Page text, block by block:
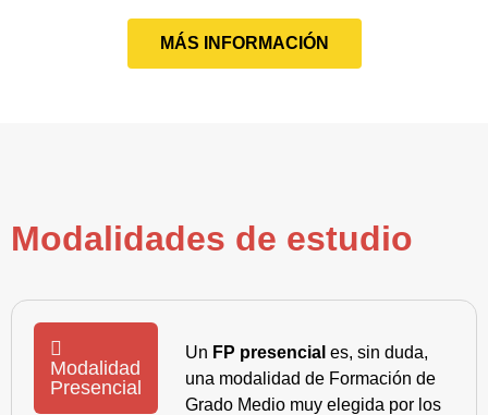
MÁS INFORMACIÓN
Modalidades de estudio
Modalidad
Presencial
Un FP presencial es, sin duda,
una modalidad de Formación de
Grado Medio muy elegida por los